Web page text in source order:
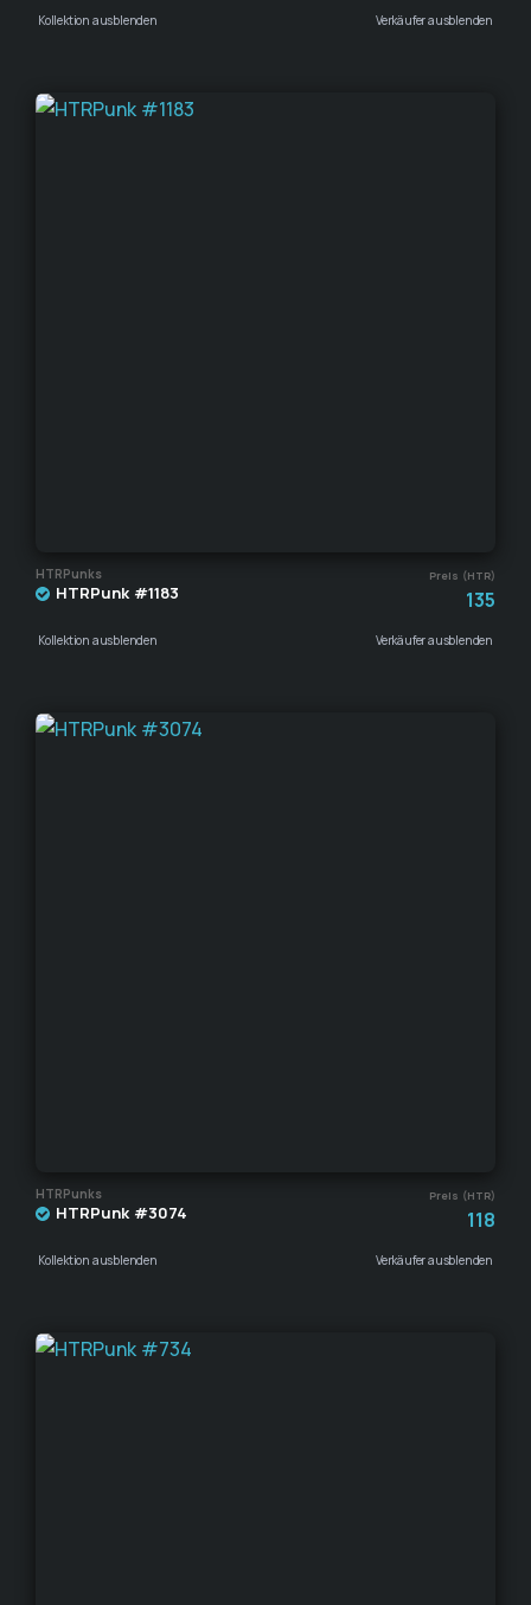
Kollektion ausblenden Verkäufer ausblenden
HTRPunks Preis (HTR)
HTRPunk #1183 135
Kollektion ausblenden Verkäufer ausblenden
HTRPunks Preis (HTR)
HTRPunk #3074 118
Kollektion ausblenden Verkäufer ausblenden